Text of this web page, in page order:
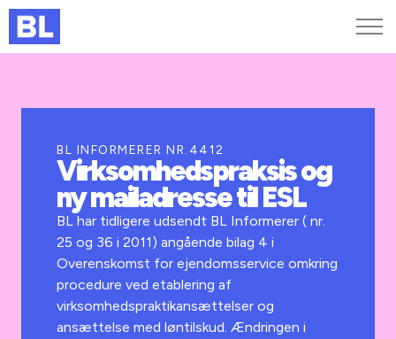
Kurser og arrangementer
Jobportalen
BL INFORMERER NR.4412
Virksomhedspraksis og
ny mailadresse til ESL
BL har tidligere udsendt BL Informerer ( nr.
25 og 36 i 2011) angående bilag 4 i
Overenskomst for ejendomsservice omkring
procedure ved etablering af
virksomhedspraktikansættelser og
ansættelse med løntilskud. Ændringen i